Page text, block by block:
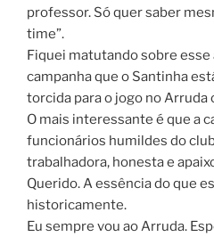
professor. Só quer saber
time”.
Fiquei matutando sobre esse
campanha que o Santinha
torcida para o jogo no Arruda
O mais interessante é que a
funcionários humildes do
trabalhadora, honesta e
Querido. A essência do que
historicamente.
Eu sempre vou ao Arruda.